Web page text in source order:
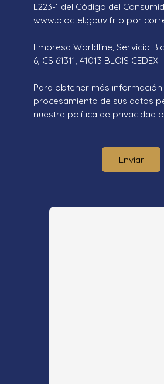
L223-1 del Código del
www.bloctel.gouv.fr o por
Empresa Worldline, Servicio
6, CS 61311, 41013 BLOIS CEDEX.
Para obtener más
procesamiento de sus datos
nuestra política de privacidad
Enviar